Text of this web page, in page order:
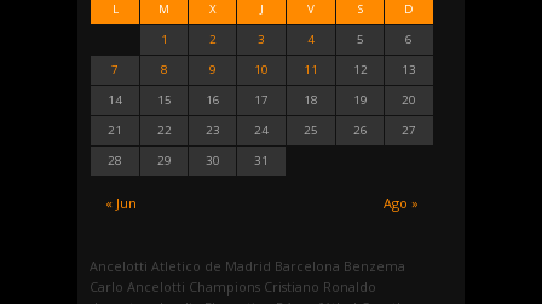
L M X J V S D
« Jun Ago »
1 2 3 4 5
6
7
8 9 10 11 12
13
14
15 16 17 18 19
20
21
22 23 24 25 26
27
28
29 30 31
Ancelotti Atletico de Madrid Barcelona Benzema
Carlo Ancelotti Champions Cristiano Ronaldo